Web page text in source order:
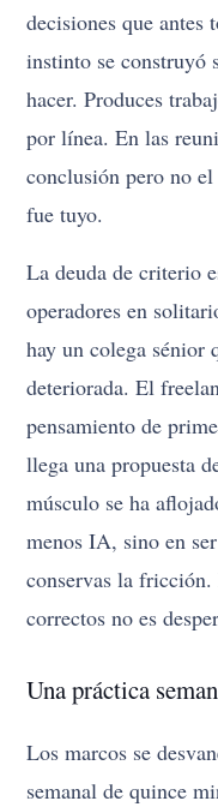
decisiones que antes
instinto se construyó
hacer. Produces
por línea. En las
conclusión pero no
fue tuyo.
La deuda de criterio
operadores en
hay un colega sénior
deteriorada. El
pensamiento de
llega una propuesta
músculo se ha
menos IA, sino en
conservas la
correctos no es
Una práctica
Los marcos se
semanal de quince